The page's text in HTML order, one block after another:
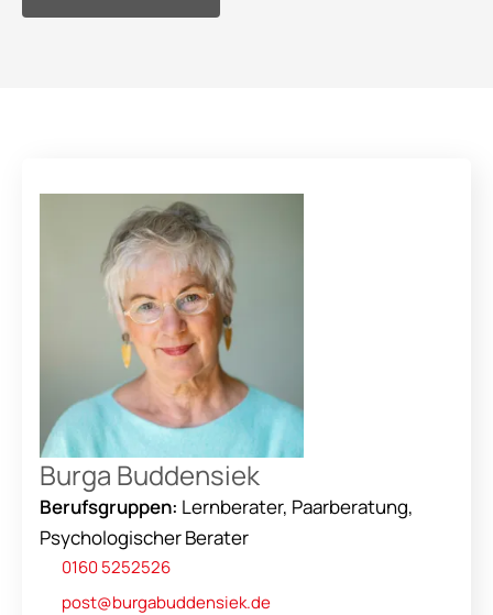
Burga Buddensiek
Berufsgruppen: Lernberater, Paarberatung,
Psychologischer Berater
0160 5252526
post@burgabuddensiek.de